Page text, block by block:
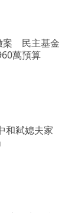
案 民主基金
萬預算
和弒媳夫家